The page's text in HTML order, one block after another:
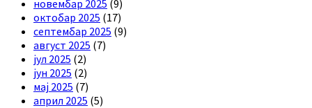
новембар 2025 (9)
октобар 2025 (17)
септембар 2025 (9)
август 2025 (7)
јул 2025 (2)
јун 2025 (2)
мај 2025 (7)
април 2025 (5)